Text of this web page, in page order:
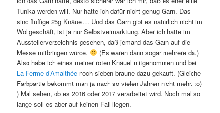
Tunika werden will. Nur hatte ich dafür nicht genug Garn. Das
sind fluffige 25g Knäuel… Und das Garn gibt es natürlich nicht im
Wollgeschäft, ist ja nur Selbstvermarktung. Aber ich hatte im
Ausstellerverzeichnis gesehen, daß jemand das Garn auf die
Messe mitbringen würde.
(Es waren dann sogar mehrere da.)
Also habe ich eines meiner roten Knäuel mitgenommen und bei
La Ferme d’Amalthée noch sieben braune dazu gekauft. (Gleiche
Farbpartie bekommt man ja nach so vielen Jahren nicht mehr. :o)
) Mal sehen, ob es 2016 oder 2017 verarbeitet wird. Noch mal so
lange soll es aber auf keinen Fall liegen.